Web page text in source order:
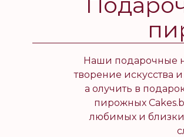
Наши подарочные
творение искусства
а олучить в
пирожных
любимых и